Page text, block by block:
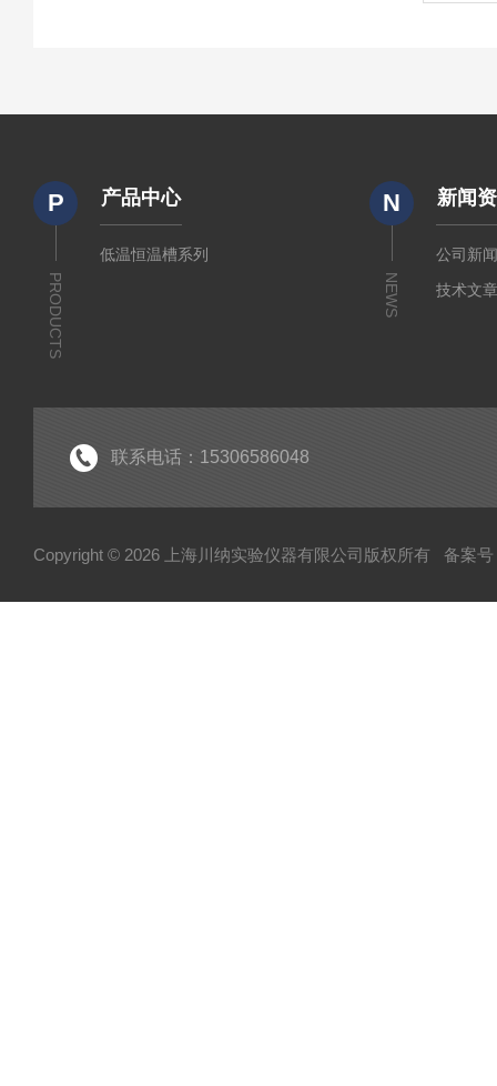
P
PRODUCTS
产品中心
低温恒温槽系列
N
NEWS
新闻
公司新
技术文
联系电话：15306586048
Copyright © 2026 上海川纳实验仪器有限公司版权所有 备案号